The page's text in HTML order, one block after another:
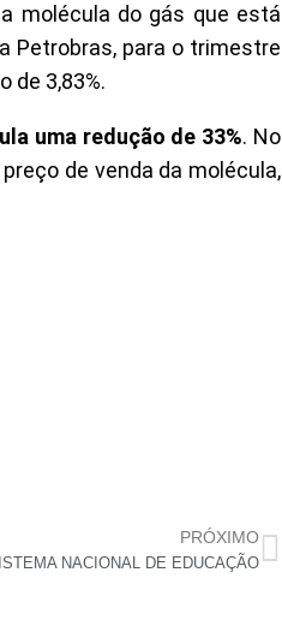
molécula do gás que está
Petrobras, para o trimestre
de 3,83%.
uma redução de 33%. No
de venda da molécula,
PRÓXIMO
NACIONAL DE EDUCAÇÃO